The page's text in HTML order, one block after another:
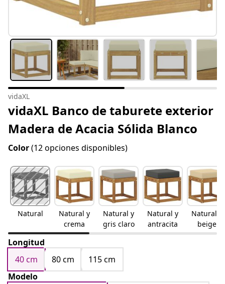
vidaXL
vidaXL Banco de taburete exterior
Madera de Acacia Sólida Blanco
Color(12 opciones disponibles)
Natural
Natural y
crema
Natural y
gris claro
Natural y
antracita
Natural y
beige
Longitud
40 cm
80 cm
115 cm
Modelo